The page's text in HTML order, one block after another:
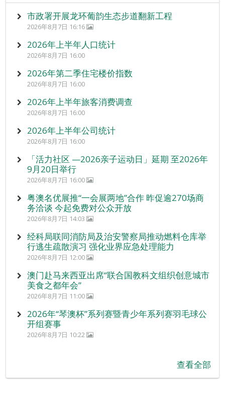
市政署开展龙环葡韵生态步道翻新工程
2026年8月7日 16:16
2026年上半年人口统计
2026年8月7日 16:00
2026年第二季住宅楼价指数
2026年8月7日 16:00
2026年上半年旅客消费调查
2026年8月7日 16:00
2026年上半年公司统计
2026年8月7日 16:00
「活力社区 —2026亲子运动日」延期 至2026年
9月20日举行
2026年8月7日 16:00
粤澳名优展推“一会展两地”合作 昨促逾270场商
务洽谈 今起免费对公众开放
2026年8月7日 14:03
经科局联同消防局及治安警察局推动燃料仓库举
行逃生疏散演习 强化业界应急处理能力
2026年8月7日 12:00
澳门赴马来西亚出席“联合国教科文组织创意城市
美食之都年会”
2026年8月7日 11:00
2026年“琴澳杯”系列赛暨青少年系列赛羽毛球公
开组赛事
2026年8月7日 10:22
查看全部